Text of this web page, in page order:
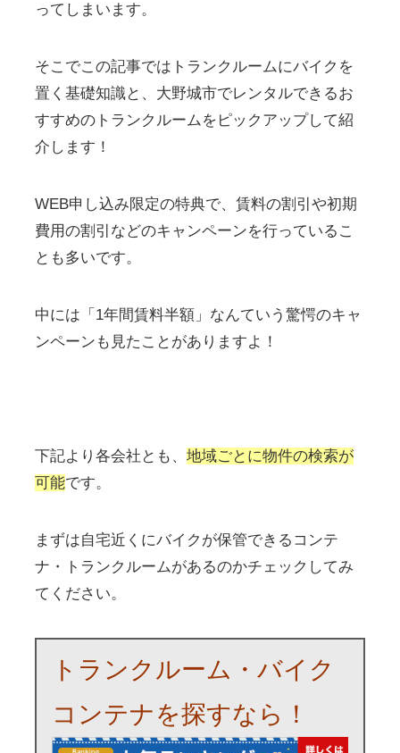
ってしまいます。
そこでこの記事ではトランクルームにバイクを
置く基礎知識と、大野城市でレンタルできるお
すすめのトランクルームをピックアップして紹
介します！
WEB申し込み限定の特典で、賃料の割引や初期
費用の割引などのキャンペーンを行っているこ
とも多いです。
中には「1年間賃料半額」なんていう驚愕のキャ
ンペーンも見たことがありますよ！
下記より各会社とも、 地域ごとに物件の検索が
可能です。
まずは自宅近くにバイクが保管できるコンテ
ナ・トランクルームがあるのかチェックしてみ
てください。
トランクルーム・バイク
コンテナを探すなら！